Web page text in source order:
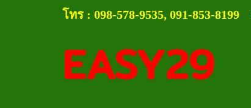
โทร : 098-578-9535, 091-853-8199
EASY29